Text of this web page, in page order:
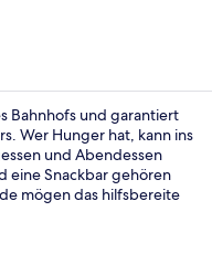
Bahnhofs und garantiert
Wer Hunger hat, kann ins
und Abendessen
eine Snackbar gehören
mögen das hilfsbereite